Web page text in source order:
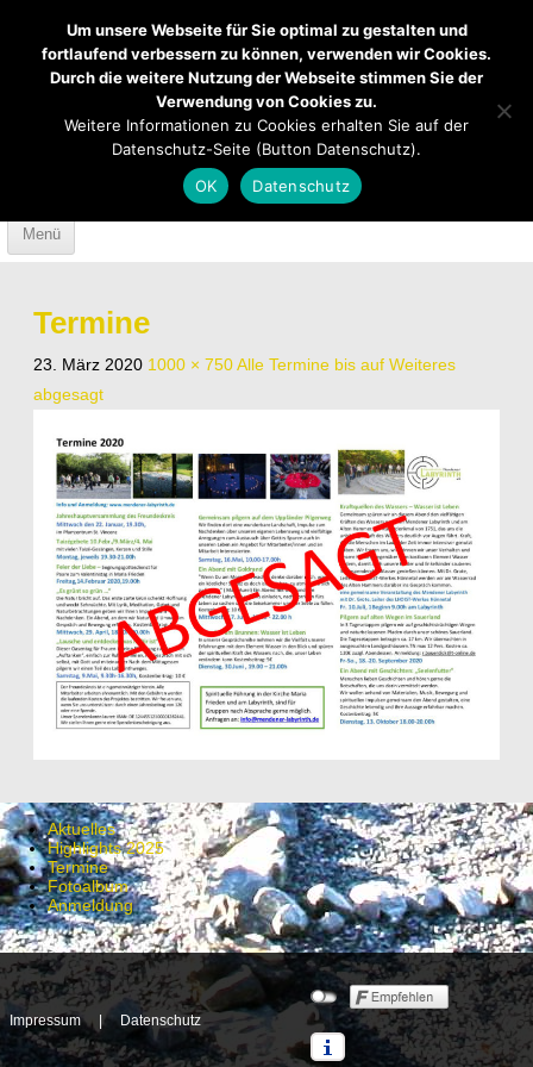
Mendener Labyrinth Kirche Über uns
Anfahrt
Menü
Skip to content
Termine
23. März 2020 1000 × 750Alle Termine bis auf Weiteres
abgesagt
Aktuelles
Highlights 2025
Termine
Fotoalbum
Anmeldung
Impressum | Datenschutz
Um unsere Webseite für Sie optimal zu gestalten und
fortlaufend verbessern zu können, verwenden wir Cookies.
Durch die weitere Nutzung der Webseite stimmen Sie der
Verwendung von Cookies zu.
Weitere Informationen zu Cookies erhalten Sie auf der
Datenschutz-Seite (Button Datenschutz).
OK
Datenschutz